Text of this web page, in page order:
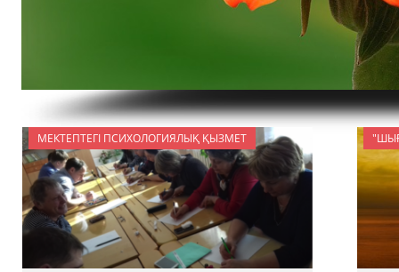
МЕКТЕПТЕГІ ПСИХОЛОГИЯЛЫҚ ҚЫЗМЕТ